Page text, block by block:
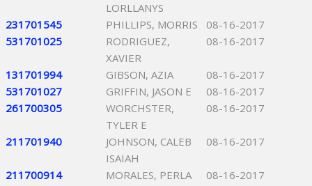
LORLLANYS
231701545 PHILLIPS, MORRIS
08-16-2017
531701025
RODRIGUEZ,
XAVIER
08-16-2017
131701994 GIBSON, AZIA
08-16-2017
531701027
GRIFFIN, JASON E
08-16-2017
261700305
WORCHSTER,
TYLER E
08-16-2017
211701940
JOHNSON, CALEB
ISAIAH
08-16-2017
211700914 MORALES, PERLA
08-16-2017